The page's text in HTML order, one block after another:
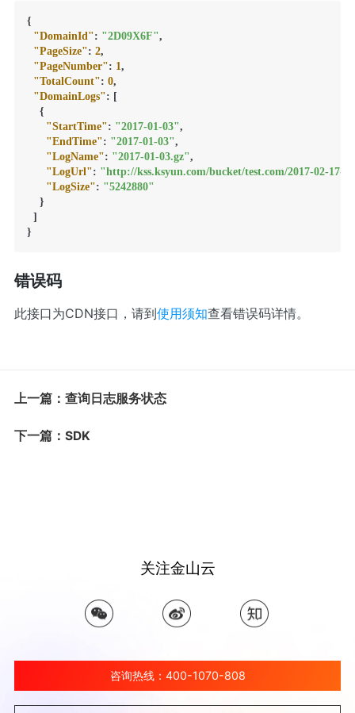
{
"DomainId": "2D09X6F",
"PageSize": 2,
"PageNumber": 1,
"TotalCount": 0,
"DomainLogs": [
{
"StartTime": "2017-01-03",
"EndTime": "2017-01-03",
"LogName": "2017-01-03.gz",
"LogUrl": "http://kss.ksyun.com/bucket/test.com/2017-02-17-
"LogSize": "5242880"
}
]
}
错误码
此接口为CDN接口，请到使用须知查看错误码详情。
上一篇：查询日志服务状态
下一篇：SDK
关注金山云
咨询热线：400-1070-808